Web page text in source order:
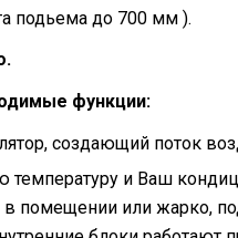
подьема до 700 мм ).
функции:
создающий поток
температуру и Ваш
помещении или жарко,